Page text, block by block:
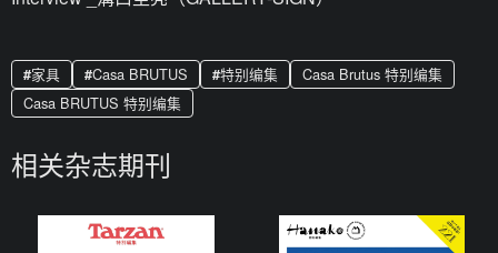
家具 Casa BRUTUS 特别编集
Casa Brutus 特别编集
Casa BRUTUS 特别编集
相关杂志期刊